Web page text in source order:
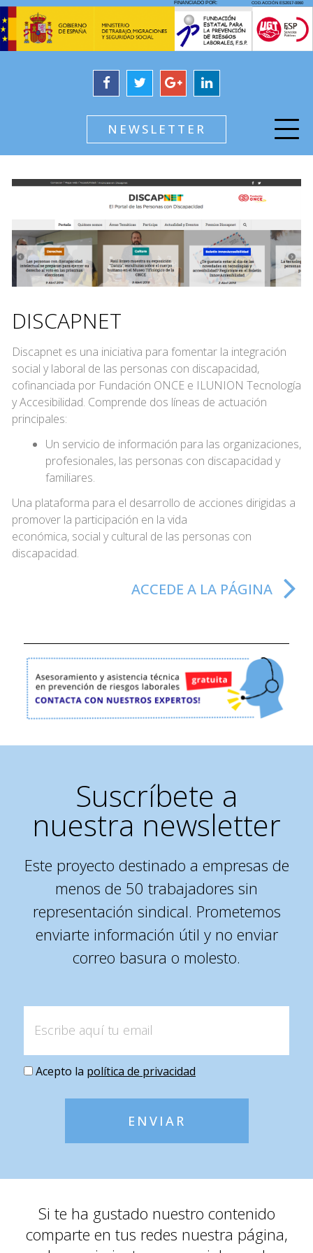
NEWSLETTER
DISCAPNET
Discapnet es una iniciativa para fomentar la integración
social y laboral de las personas con discapacidad,
cofinanciada por Fundación ONCE e ILUNION Tecnología
y Accesibilidad. Comprende dos líneas de actuación
principales:
Un servicio de información para las organizaciones,
profesionales, las personas con discapacidad y
familiares.
Una plataforma para el desarrollo de acciones dirigidas a
promover la participación en la vida
económica, social y cultural de las personas con
discapacidad.
ACCEDE A LA PÁGINA
Suscríbete a
nuestra newsletter
Este proyecto destinado a empresas de
menos de 50 trabajadores sin
representación sindical. Prometemos
enviarte información útil y no enviar
correo basura o molesto.
Acepto la política de privacidad
ENVIAR
Si te ha gustado nuestro contenido
comparte en tus redes nuestra página,